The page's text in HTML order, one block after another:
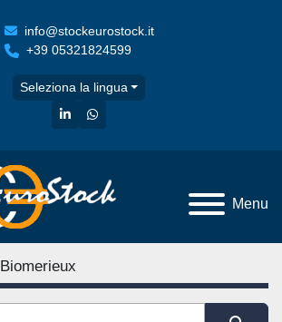
info@stockeurostock.it
+39 05321824599
Seleziona la lingua
linkedinwhatsapp
Menu
Biomerieux